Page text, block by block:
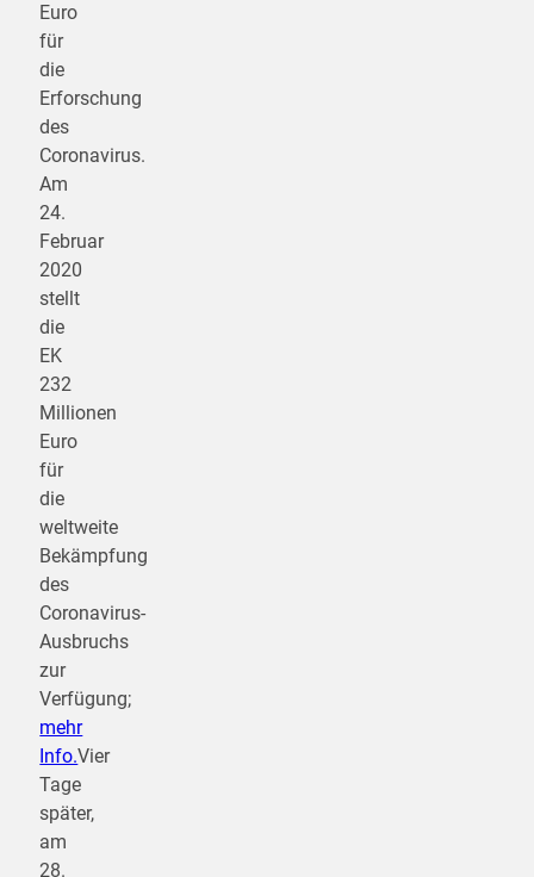
Euro
für
die
Erforschung
des
Coronavirus.
Am
24.
Februar
2020
stellt
die
EK
232
Millionen
Euro
für
die
weltweite
Bekämpfung
des
Coronavirus-
Ausbruchs
zur
Verfügung;
mehr
Info.Vier
Tage
später,
am
28.